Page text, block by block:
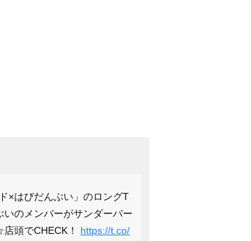
×はぴだんぶい」のロングT
のメンバーがサンダーバー
頭でCHECK！ https://t.co/